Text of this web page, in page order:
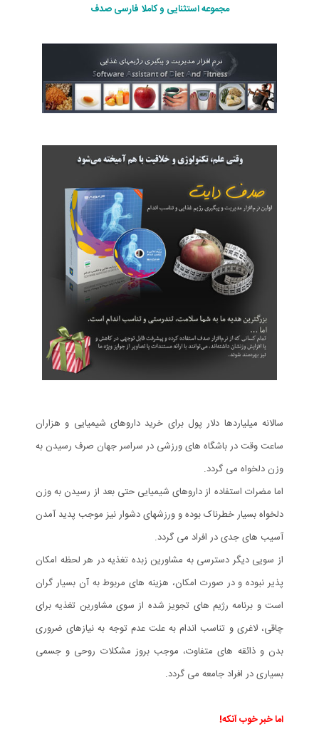
مجموعه استثنایی و کاملا فارسی صدف
سالانه میلیاردها دلار پول برای خرید داروهای شیمیایی و هزاران
ساعت وقت در باشگاه های ورزشی در سراسر جهان صرف رسیدن به
وزن دلخواه می گردد.
اما مضرات استفاده از داروهای شیمیایی حتی بعد از رسیدن به وزن
دلخواه بسیار خطرناک بوده و ورزشهای دشوار نیز موجب پدید آمدن
آسیب های جدی در افراد می گردد.
از سویی دیگر دسترسی به مشاورین زبده تغذیه در هر لحظه امکان
پذیر نبوده و در صورت امکان، هزینه های مربوط به آن بسیار گران
است و برنامه رژیم های تجویز شده از سوی مشاورین تغذیه برای
چاقی، لاغری و تناسب اندام به علت عدم توجه به نیازهای ضروری
بدن و ذائقه های متفاوت، موجب بروز مشکلات روحی و جسمی
بسیاری در افراد جامعه می گردد.
اما خبر خوب آنکه!